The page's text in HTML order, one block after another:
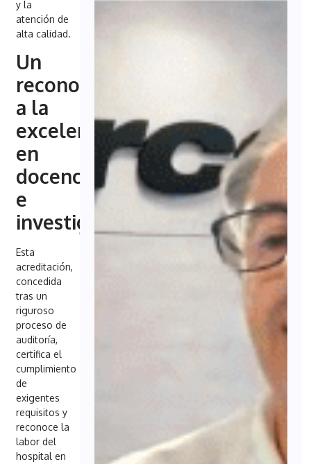
y la
atención de
alta calidad.
Un
reconocimiento
a la
excelencia
en
docencia
e
investigación
Esta
acreditación,
concedida
tras un
riguroso
proceso de
auditoría,
certifica el
cumplimiento
de
exigentes
requisitos y
reconoce la
labor del
hospital en